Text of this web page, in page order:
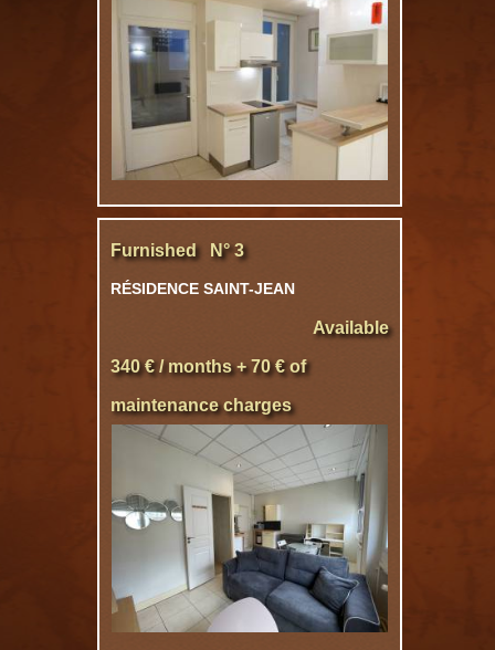
Furnished N° 3
RÉSIDENCE SAINT-JEAN
Available
340 € / months + 70 € of
maintenance charges